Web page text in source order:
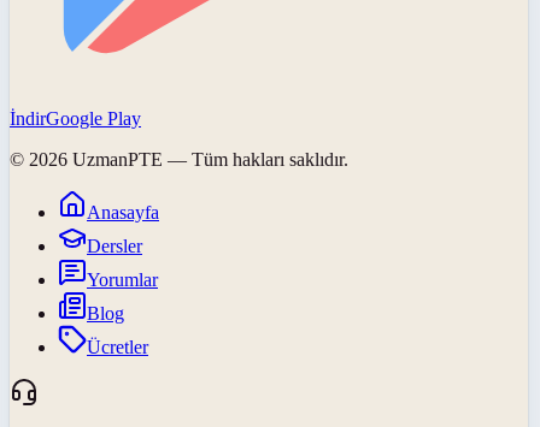
İndirGoogle Play
© 2026 UzmanPTE — Tüm hakları saklıdır.
Anasayfa
Dersler
Yorumlar
Blog
Ücretler